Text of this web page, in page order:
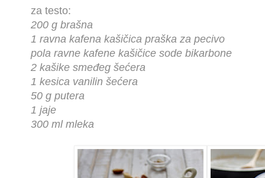
za testo:
200 g brašna
1 ravna kafena kašičica praška za pecivo
pola ravne kafene kašičice sode bikarbone
2 kašike smeđeg šećera
1 kesica vanilin šećera
50 g putera
1 jaje
300 ml mleka